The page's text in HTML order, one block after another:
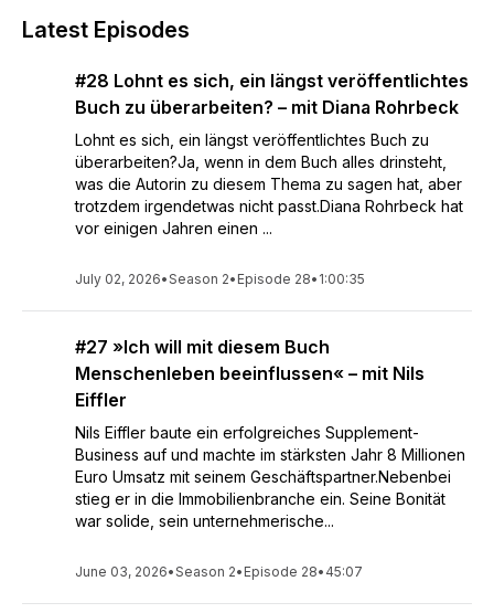
Latest Episodes
#28 Lohnt es sich, ein längst veröffentlichtes
Buch zu überarbeiten? – mit Diana Rohrbeck
Lohnt es sich, ein längst veröffentlichtes Buch zu
überarbeiten?Ja, wenn in dem Buch alles drinsteht,
was die Autorin zu diesem Thema zu sagen hat, aber
trotzdem irgendetwas nicht passt.Diana Rohrbeck hat
vor einigen Jahren einen ...
July 02, 2026•Season 2• Episode 28• 1:00:35
#27 »Ich will mit diesem Buch
Menschenleben beeinflussen« – mit Nils
Eiffler
Nils Eiffler baute ein erfolgreiches Supplement-
Business auf und machte im stärksten Jahr 8 Millionen
Euro Umsatz mit seinem Geschäftspartner.Nebenbei
stieg er in die Immobilienbranche ein. Seine Bonität
war solide, sein unternehmerische...
June 03, 2026•Season 2• Episode 28• 45:07